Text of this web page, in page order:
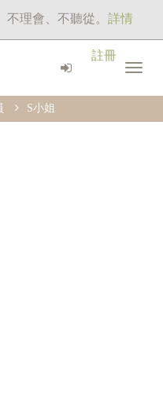
不理會、不聽從。 詳情
註冊
S小姐